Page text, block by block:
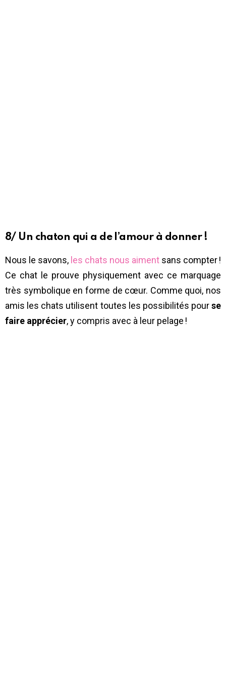
8/ Un chaton qui a de l’amour à donner !
Nous le savons, les chats nous aiment sans compter !
Ce chat le prouve physiquement avec ce marquage
très symbolique en forme de cœur. Comme quoi, nos
amis les chats utilisent toutes les possibilités pourse
faire apprécier, y compris avec à leur pelage !